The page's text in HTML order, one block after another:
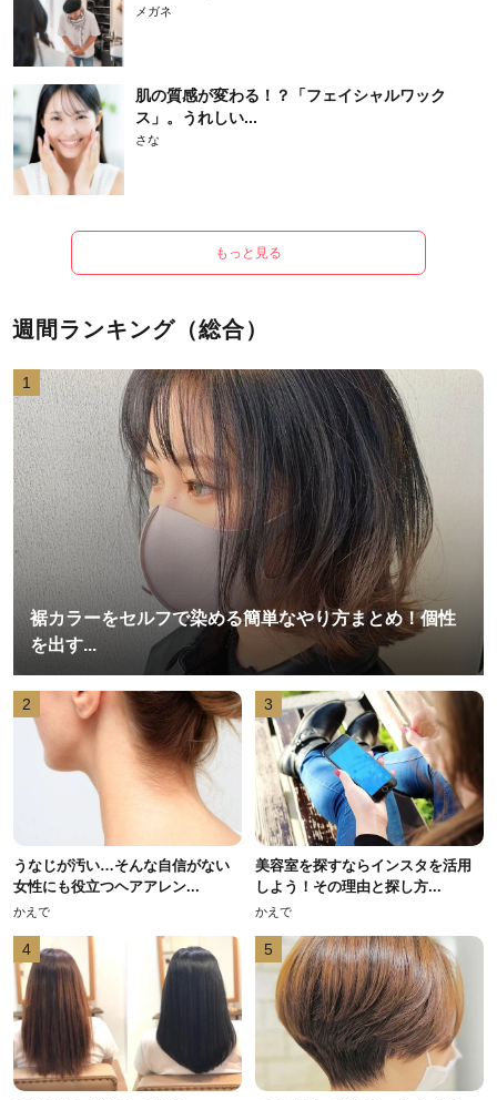
メガネ
肌の質感が変わる！？「フェイシャルワック
ス」。うれしい...
さな
もっと見る
週間ランキング（総合）
1
裾カラーをセルフで染める簡単なやり方まとめ！個性
を出す...
2
うなじが汚い…そんな自信がない
女性にも役立つヘアアレン...
かえで
3
美容室を探すならインスタを活用
しよう！その理由と探し方...
かえで
4 5